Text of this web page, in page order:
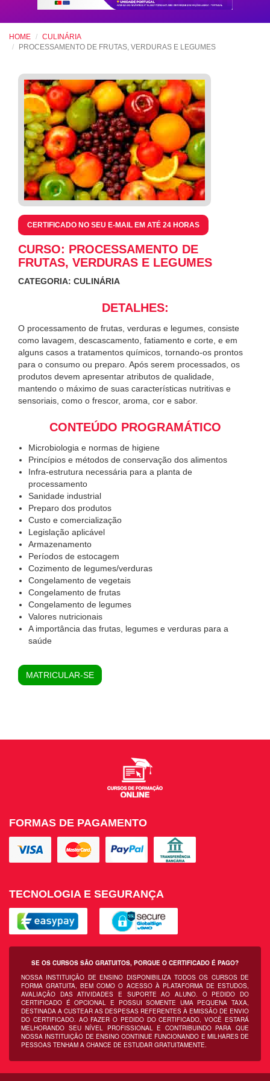
HOME
CULINÁRIA
PROCESSAMENTO DE FRUTAS, VERDURAS E LEGUMES
CERTIFICADO NO SEU E-MAIL EM ATÉ 24 HORAS
CURSO: PROCESSAMENTO DE
FRUTAS, VERDURAS E LEGUMES
CATEGORIA: CULINÁRIA
DETALHES:
O processamento de frutas, verduras e legumes, consiste
como lavagem, descascamento, fatiamento e corte, e em
alguns casos a tratamentos químicos, tornando-os prontos
para o consumo ou preparo. Após serem processados, os
produtos devem apresentar atributos de qualidade,
mantendo o máximo de suas características nutritivas e
sensoriais, como o frescor, aroma, cor e sabor.
CONTEÚDO PROGRAMÁTICO
Microbiologia e normas de higiene
Princípios e métodos de conservação dos alimentos
Infra-estrutura necessária para a planta de
processamento
Sanidade industrial
Preparo dos produtos
Custo e comercialização
Legislação aplicável
Armazenamento
Períodos de estocagem
Cozimento de legumes/verduras
Congelamento de vegetais
Congelamento de frutas
Congelamento de legumes
Valores nutricionais
A importância das frutas, legumes e verduras para a
saúde
MATRICULAR-SE
FORMAS DE PAGAMENTO
TECNOLOGIA E SEGURANÇA
SE OS CURSOS SÃO GRATUITOS, PORQUE O CERTIFICADO É PAGO?
NOSSA INSTITUIÇÃO DE ENSINO DISPONIBILIZA TODOS OS CURSOS DE
FORMA GRATUITA, BEM COMO O ACESSO À PLATAFORMA DE ESTUDOS,
AVALIAÇÃO DAS ATIVIDADES E SUPORTE AO ALUNO. O PEDIDO DO
CERTIFICADO É OPCIONAL E POSSUI SOMENTE UMA PEQUENA TAXA,
DESTINADA A CUSTEAR AS DESPESAS REFERENTES À EMISSÃO DE ENVIO
DO CERTIFICADO. AO FAZER O PEDIDO DO CERTIFICADO, VOCÊ ESTARÁ
MELHORANDO SEU NÍVEL PROFISSIONAL E CONTRIBUINDO PARA QUE
NOSSA INSTITUIÇÃO DE ENSINO CONTINUE FUNCIONANDO E MILHARES DE
PESSOAS TENHAM A CHANCE DE ESTUDAR GRATUITAMENTE.